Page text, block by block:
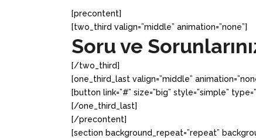
[precontent]
[two_third valign=”middle” animation=”none”]
Soru ve
[/two_third]
[one_third_last valign=”middle”
[button link=”#” size=”big” style=”simple”
[/one_third_last]
[/precontent]
[section background_repeat=”repeat”